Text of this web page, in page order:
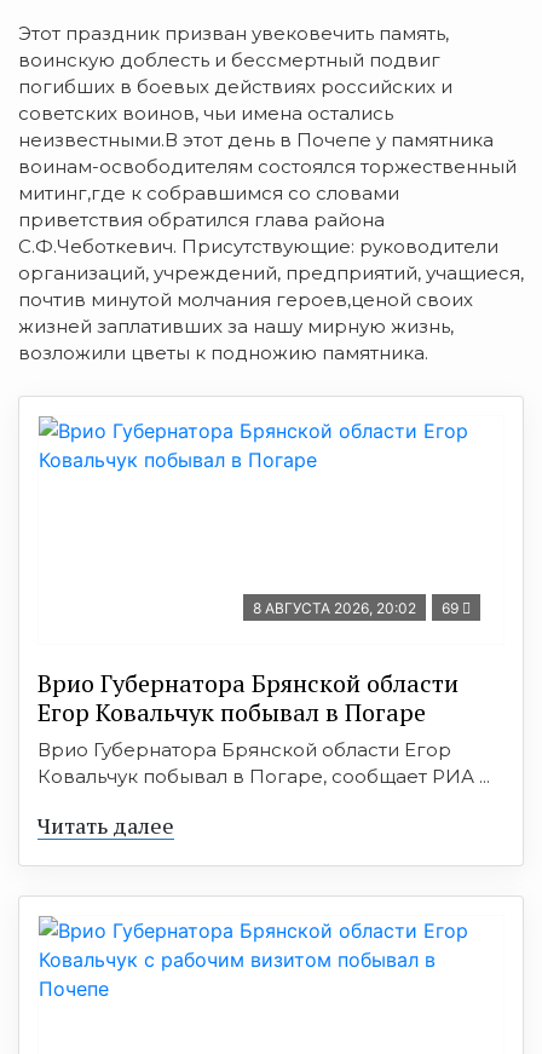
Этот праздник призван увековечить память,
воинскую доблесть и бессмертный подвиг
погибших в боевых действиях российских и
советских воинов, чьи имена остались
неизвестными.В этот день в Почепе у памятника
воинам-освободителям состоялся торжественный
митинг,где к собравшимся со словами
приветствия обратился глава района
С.Ф.Чеботкевич. Присутствующие: руководители
организаций, учреждений, предприятий, учащиеся,
почтив минутой молчания героев,ценой своих
жизней заплативших за нашу мирную жизнь,
возложили цветы к подножию памятника.
8 АВГУСТА 2026, 20:02 69
Врио Губернатора Брянской области
Егор Ковальчук побывал в Погаре
Врио Губернатора Брянской области Егор
Ковальчук побывал в Погаре, сообщает РИА ...
Читать далее